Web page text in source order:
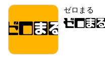
ゼロまる